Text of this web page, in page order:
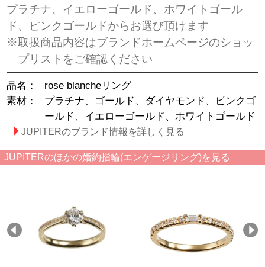
プラチナ、イエローゴールド、ホワイトゴール
ド、ピンクゴールドからお選び頂けます
※取扱商品内容はブランドホームページのショッ
プリストをご確認ください
品名：
rose blancheリング
素材：
プラチナ、ゴールド、ダイヤモンド、ピンクゴ
ールド、イエローゴールド、ホワイトゴールド
JUPITERのブランド情報を詳しく見る
JUPITERのほかの婚約指輪(エンゲージリング)を見る